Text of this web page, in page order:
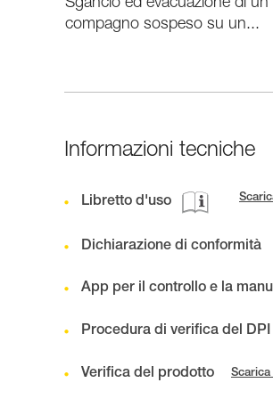
Sgancio ed evacuazione di un
compagno sospeso su un...
Informazioni tecniche
Libretto d'uso
Dichiarazione di conformità
App per il controllo e la
Procedura di verifica del DPI
Verifica del prodotto